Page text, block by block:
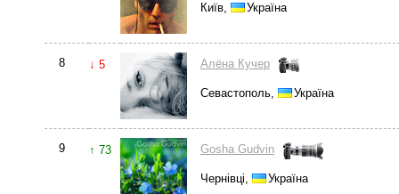
Київ, Україна
8 ↓ 5 Алёна Кучер
Севастополь, Україна
9 ↑ 73 Gosha Gudvin
Чернівці, Україна